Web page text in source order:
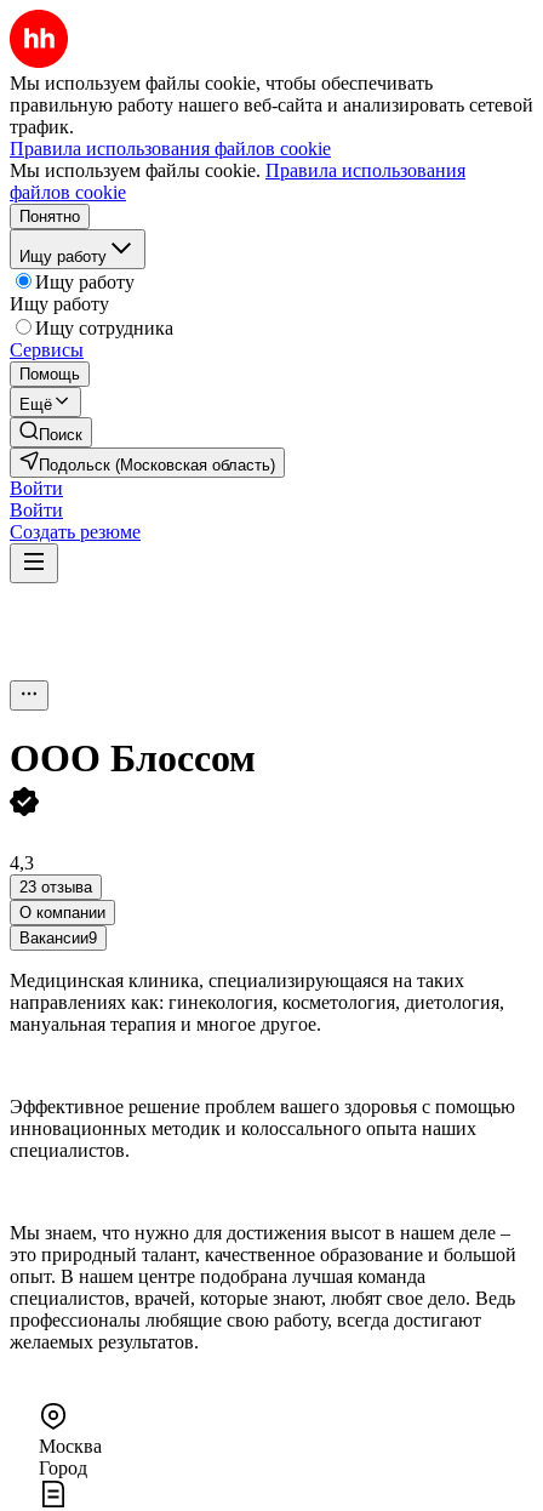
Мы используем файлы cookie, чтобы обеспечивать
правильную работу нашего веб-сайта и анализировать сетевой
трафик.
Правила использования файлов cookie
Мы используем файлы cookie. Правила использования
файлов cookie
Понятно
Ищу работу
Ищу работу
Ищу работу
Ищу сотрудника
Сервисы
Помощь
Ещё
Поиск
Подольск (Московская область)
Войти
Войти
Создать резюме
ООО Блоссом
4,3
23 отзыва
О компании
Вакансии9
Медицинская клиника, специализирующаяся на таких
направлениях как: гинекология, косметология, диетология,
мануальная терапия и многое другое.
Эффективное решение проблем вашего здоровья с помощью
инновационных методик и колоссального опыта наших
специалистов.
Мы знаем, что нужно для достижения высот в нашем деле –
это природный талант, качественное образование и большой
опыт. В нашем центре подобрана лучшая команда
специалистов, врачей, которые знают, любят свое дело. Ведь
профессионалы любящие свою работу, всегда достигают
желаемых результатов.
Москва
Город